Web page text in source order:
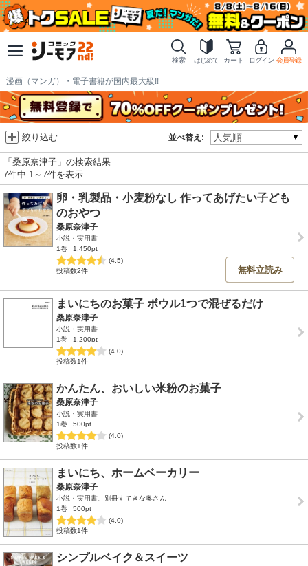
検索 はじめて カート ログイン 会員登録
漫画（マンガ）・電子書籍が国内最大級!!
並べ替え:
絞り込む
「桑原奈津子」の検索結果
7件中 1～7件を表示
卵・乳製品・小麦粉なし 作ってあげたい子ども
のおやつ
桑原奈津子
小説・実用書
1巻
1,450pt
(4.5)
投稿数2件
無料立読み
まいにちのお菓子 ボウル1つで混ぜるだけ
桑原奈津子
小説・実用書
1巻
1,200pt
(4.0)
投稿数1件
かんたん、おいしい米粉のお菓子
桑原奈津子
小説・実用書
1巻
500pt
(4.0)
投稿数1件
まいにち、ホームベーカリー
桑原奈津子
小説・実用書、別冊すてきな奥さん
1巻
500pt
(4.0)
投稿数1件
シンプルベイク＆スイーツ